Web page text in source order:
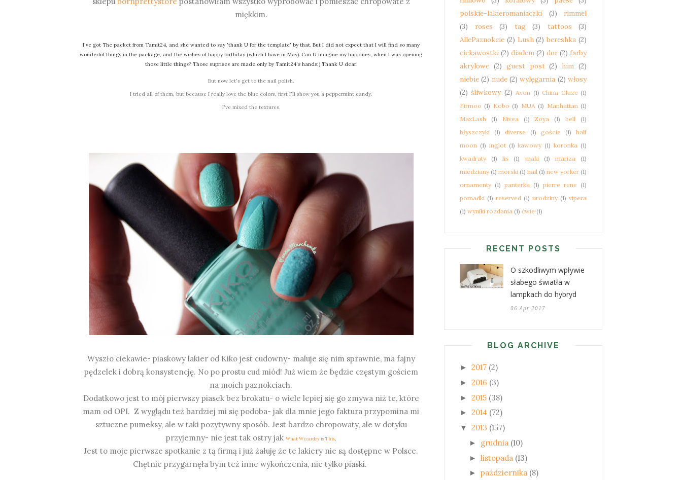
miękkim.
I've got The packet from Tamit24, and she wanted to say 'thank U for the template' by that. But I did not expect that I will find so many
wonderful things in the package, and the wishes of happy birthday (which I have in May). Can U imagine my happines, when I was opening
those little things? Those suprises are made only by Tamit24's hands:) Thank U dear.
But now let's get to the nail polish.
I tried all of them, but because I really love the blue colors, first I'll show you a peppermint candy.
I've mixed the textures.
Wyszło ciekawie- piaskowy lakier od Kiko jest cudowny- maluje się nim sprawnie, ma fajny
pędzelek i dobrą konsystencję. No po prostu cud miód! Już wiem że będzie częstym gościem
na moich paznokciach.
Dodatkowo jest to mój pierwszy piasek bez brokatu- o wiele lepiej się go zmywa niż te, które
mam od OPI. Z wyglądu też bardziej mi się podoba- jak dla mnie jego faktura przypomina mi
sztuczne pumeksy, ale w taki pozytywny sposób. Jest bardzo chropowaty, ale w dotyku
przyjemny- nie jest tak ostry jak What Wizardry is This
Jest to moje pierwsze spotkanie z tą firmą i już żałuję że te lakiery nie są dostępne w Polsce.
Chętnie przygarnęła bym też inne wykończenia, nie tylko piaski.
polskie-lakieromaniaczki
(3)
rimmel
(3)
roses (3) tag (3) tattoos
(3)
AllePaznokcie (2) Lush (2) bereshka (2)
ciekawostki (2) diadem (2) dor (2) farby
akrylowe (2) guest post (2) him (2)
niebie (2) nude (2) wylęgarnia (2) włosy
(2) śliwkowy (2) Avon (1) China Glaze (1)
Firmoo (1) Kobo (1) MUA (1) Manhattan (1)
MaxLash
(1) Nivea (1) Zoya (1) bell
(1)
błyszczyki
(1) diverse (1) goście (1)
half
moon (1) inglot (1) kawowy (1) koronka (1)
kwadraty
(1) lis (1) maki (1) mariza
(1)
miedziany (1) morski (1) nail (1) new yorker (1)
ornamenty (1) panterka (1) pierre rene (1)
pomadki (1) reserved (1) urodziny (1) vipera
(1) wyniki rozdania (1) ćwie (1)
RECENT POSTS
O szkodliwym wpływie
słabego światła w
lampkach do hybryd
06 Apr 2017
BLOG ARCHIVE
► 2017 (2)
► 2016 (3)
► 2015 (38)
► 2014 (72)
▼ 2013 (157)
► grudnia (10)
► listopada (13)
► października (8)